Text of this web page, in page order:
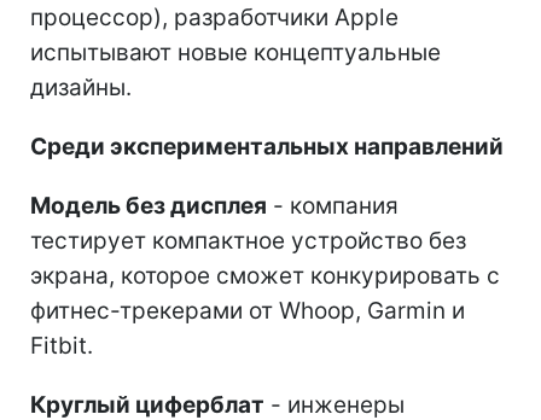
процессор), разработчики Apple
испытывают новые концептуальные
дизайны.
Среди экспериментальных направлений
Модель без дисплея - компания
тестирует компактное устройство без
экрана, которое сможет конкурировать с
фитнес-трекерами от Whoop, Garmin и
Fitbit.
Круглый циферблат - инженеры